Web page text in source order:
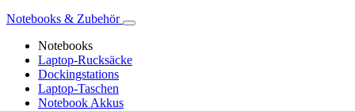
Notebooks & Zubehör
Notebooks
Laptop-Rucksäcke
Dockingstations
Laptop-Taschen
Notebook Akkus